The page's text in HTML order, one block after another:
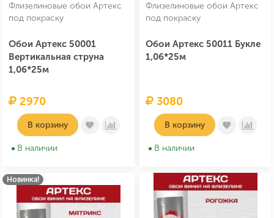
Флизелиновые обои Артекс
под покраску
Обои Артекс 50001
Вертикальная струна
1,06*25м
2970
В корзину
В наличии
Флизелиновые обои Артекс
под покраску
Обои Артекс 50011 Букле
1,06*25м
3080
В корзину
В наличии
Новинка!